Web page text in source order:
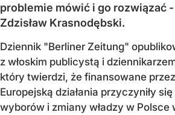
problemie mówić i go rozwiązać
Zdzisław Krasnodębski.
Dziennik "Berliner Zeitung"
z włoskim publicystą i
który twierdzi, że finansowane
Europejską działania przyczyniły
wyborów i zmiany władzy w Polsce